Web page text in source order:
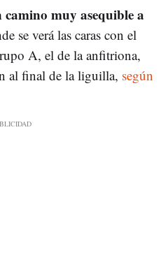
camino muy asequible a
se verá las caras con el
A, el de la anfitriona,
al final de la liguilla, según